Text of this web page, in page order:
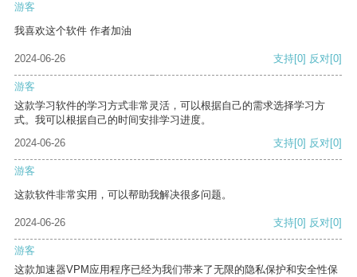
游客
我喜欢这个软件 作者加油
2024-06-26 支持[0] 反对[0]
游客
这款学习软件的学习方式非常灵活，可以根据自己的需求选择学习方
式。我可以根据自己的时间安排学习进度。
2024-06-26
支持[0] 反对[0]
游客
这款软件非常实用，可以帮助我解决很多问题。
2024-06-26 支持[0] 反对[0]
游客
这款加速器VPM应用程序已经为我们带来了无限的隐私保护和安全性保